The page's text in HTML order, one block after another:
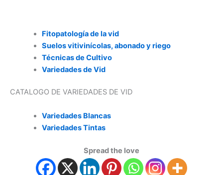
Fitopatología de la vid
Suelos vitivinícolas, abonado y riego
Técnicas de Cultivo
Variedades de Vid
CATALOGO DE VARIEDADES DE VID
Variedades Blancas
Variedades Tintas
Spread the love